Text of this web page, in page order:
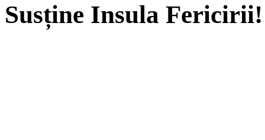
Susține Insula Fericirii!